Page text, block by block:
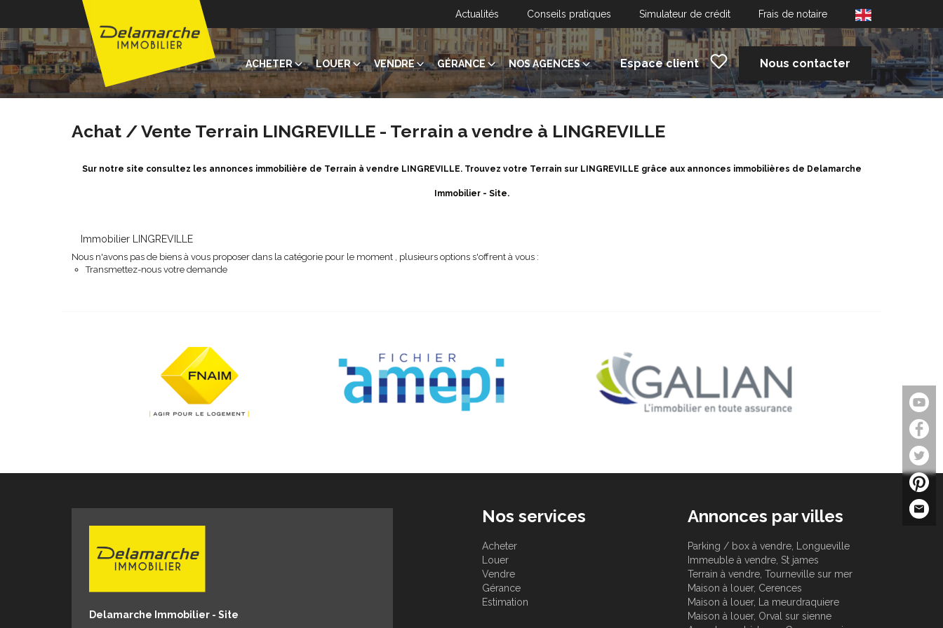
Actualités Conseils pratiques Simulateur de crédit Frais de notaire
ACHETER LOUER VENDRE GÉRANCE NOS AGENCES Espace client Nous contacter
Achat / Vente Terrain LINGREVILLE - Terrain a vendre à LINGREVILLE
Sur notre site consultez les annonces immobilière de Terrain à vendre LINGREVILLE. Trouvez votre Terrain sur LINGREVILLE grâce aux annonces immobilières de Delamarche
Immobilier - Site.
Immobilier LINGREVILLE
Nous n'avons pas de biens à vous proposer dans la catégorie pour le moment , plusieurs options s'offrent à vous :
Transmettez-nous votre demande
Delamarche Immobilier - Site
Nos services
Acheter
Louer
Vendre
Gérance
Estimation
Annonces par villes
Parking / box à vendre, Longueville
Immeuble à vendre, St james
Terrain à vendre, Tourneville sur mer
Maison à louer, Cerences
Maison à louer, La meurdraquiere
Maison à louer, Orval sur sienne